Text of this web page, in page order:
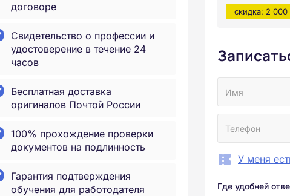
договоре
Свидетельство о профессии и
удостоверение в течение 24
часов
Бесплатная доставка
оригиналов Почтой России
100% прохождение проверки
документов на подлинность
Гарантия подтверждения
обучения для работодателя
скидка: 2 000
У меня
Где удобней